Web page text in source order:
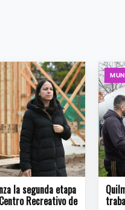
la segunda etapa
Recreativo de